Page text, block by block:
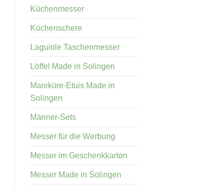
Küchenmesser
Küchenschere
Laguiole Taschenmesser
Löffel Made in Solingen
Maniküre-Etuis Made in
Solingen
Männer-Sets
Messer für die Werbung
Messer im Geschenkkarton
Messer Made in Solingen